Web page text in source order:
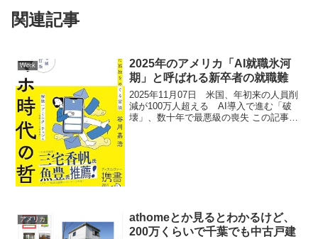
関連記事
Work
2025年のアメリカ「AI就職氷河
期」と呼ばれる新卒者の就職難
2025年11月07日 米国、年初来の人員削
減が100万人超える AI導入で進む「破
壊」、数十年で最悪級の喪失 この記事
アメリカ
athomeとか見るとわかるけど、
200万くらいで千葉でも中古戸建